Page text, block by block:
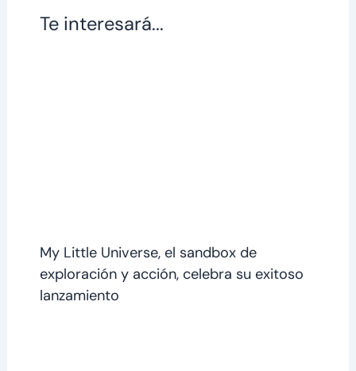
Te interesará...
My Little Universe, el sandbox de
exploración y acción, celebra su exitoso
lanzamiento